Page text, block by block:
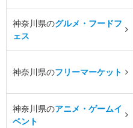
神奈川県のグルメ・フードフ
ェス
神奈川県のフリーマーケット
神奈川県のアニメ・ゲームイ
ベント